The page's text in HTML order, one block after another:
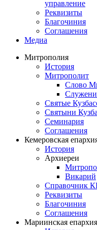
управление
Реквизиты
Благочиния
Соглашения
Медиа
Митрополия
История
Митрополит
Слово
Святые
Святыни
Семинария
Соглашения
Кемеровская
История
Архиереи
Викарий
Справочник
Реквизиты
Благочиния
Соглашения
Мариинская епархия